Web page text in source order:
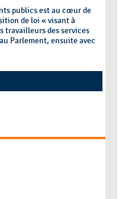
publics est au cœur de
de loi « visant à
travailleurs des services
Parlement, ensuite avec